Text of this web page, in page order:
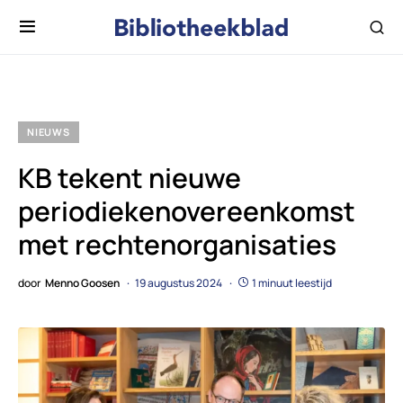
NIEUWS
KB tekent nieuwe
periodiekenovereenkomst
met rechtenorganisaties
door Menno Goosen 19 augustus 2024 1 minuut leestijd